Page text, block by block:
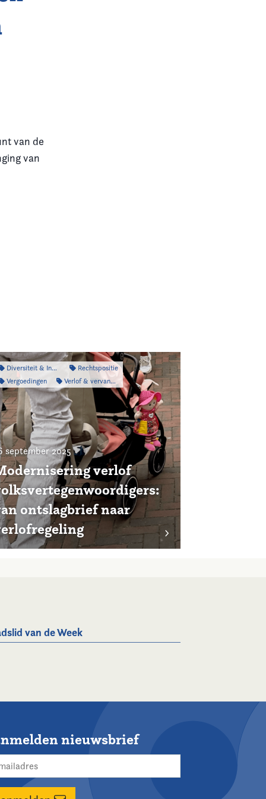
van de
van
Diversiteit & Inclusiviteit
Rechtspositie
Vergoedingen
Verlof & vervanging
september 2025
verlof
ontslagbrief naar
van de Week
nieuwsbrief